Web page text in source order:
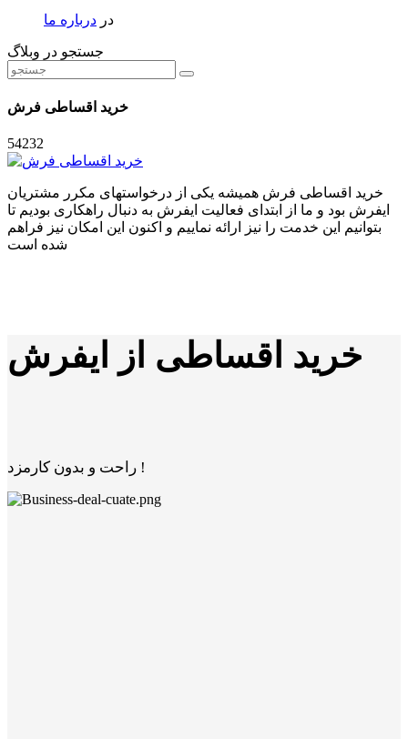
در درباره ما
جستجو در وبلاگ
خرید اقساطی فرش
54232
خرید اقساطی فرش همیشه یکی از درخواستهای مکرر مشتریان
ایفرش بود و ما از ابتدای فعالیت ایفرش به دنبال راهکاری بودیم تا
بتوانیم این خدمت را نیز ارائه نماییم و اکنون این امکان نیز فراهم
شده است
خرید اقساطی از ایفرش
راحت و بدون کارمزد !